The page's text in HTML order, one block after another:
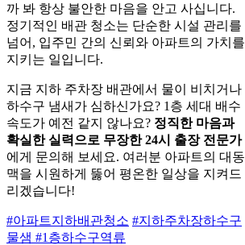
까 봐 항상 불안한 마음을 안고 사십니다.
정기적인 배관 청소는 단순한 시설 관리를
넘어, 입주민 간의 신뢰와 아파트의 가치를
지키는 일입니다.
지금 지하 주차장 배관에서 물이 비치거나
하수구 냄새가 심하신가요? 1층 세대 배수
속도가 예전 같지 않나요? 정직한 마음과
확실한 실력으로 무장한 24시 출장 전문가
에게 문의해 보세요. 여러분 아파트의 대동
맥을 시원하게 뚫어 평온한 일상을 지켜드
리겠습니다!
#아파트지하배관청소 #지하주차장하수구
물샘 #1층하수구역류